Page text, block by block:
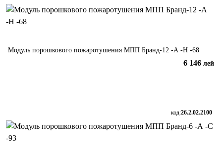
Модуль порошкового пожаротушения МПП Бранд-12 -А -Н -68
6 146 лей
код:26.2.02.2100